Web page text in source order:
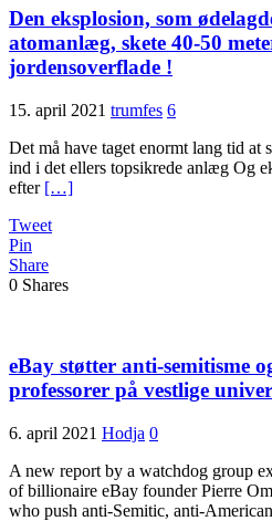
Den eksplosion, som
atomanlæg, skete 40-50
jordensoverflade !
15. april 2021 trumfes 6
Det må have taget enormt lang tid at
ind i det ellers topsikrede anlæg Og
efter […]
Tweet
Pin
Share
0 Shares
eBay støtter anti-semitisme
professorer på vestlige
6. april 2021 Hodja 0
A new report by a watchdog group
of billionaire eBay founder Pierre
who push anti-Semitic, anti-